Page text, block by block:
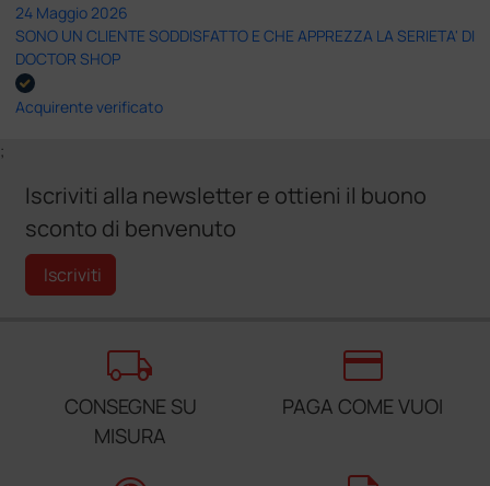
24 Maggio 2026
SONO UN CLIENTE SODDISFATTO E CHE APPREZZA LA SERIETA' DI
DOCTOR SHOP
Acquirente verificato
;
Iscriviti alla newsletter e ottieni il buono
sconto di benvenuto
Iscriviti
local_shipping
CONSEGNE SU
MISURA
credit_card
PAGA COME VUOI